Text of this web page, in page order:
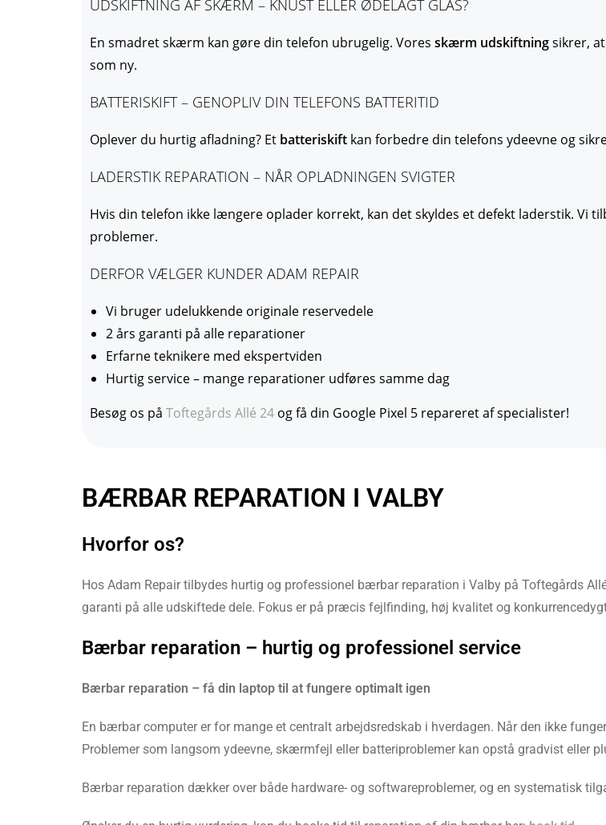
UDSKIFTNING AF SKÆRM – KNUST ELLER ØDELAGT GLAS?
En smadret skærm kan gøre din telefon ubrugelig. Vores skærm udskiftningsikrer,
som ny.
BATTERISKIFT – GENOPLIV DIN TELEFONS BATTERITID
Oplever du hurtig afladning? Et batteriskift kan forbedre din telefons ydeevne og
LADERSTIK REPARATION – NÅR OPLADNINGEN SVIGTER
Hvis din telefon ikke længere oplader korrekt, kan det skyldes et defekt laderstik. Vi
problemer.
DERFOR VÆLGER KUNDER ADAM REPAIR
Vi bruger udelukkende originale reservedele
2 års garanti på alle reparationer
Erfarne teknikere med ekspertviden
Hurtig service – mange reparationer udføres samme dag
Besøg os på Toftegårds Allé 24 og få din Google Pixel 5 repareret af specialister!
BÆRBAR REPARATION I VALBY
Hvorfor os?
Hos Adam Repair tilbydes hurtig og professionel bærbar reparation i Valby på Toftegårds
garanti på alle udskiftede dele. Fokus er på præcis fejlfinding, høj kvalitet og
Bærbar reparation – hurtig og professionel service
Bærbar reparation – få din laptop til at fungere optimalt igen
En bærbar computer er for mange et centralt arbejdsredskab i hverdagen. Når den ikke
Problemer som langsom ydeevne, skærmfejl eller batteriproblemer kan opstå gradvist eller
Bærbar reparation dækker over både hardware- og softwareproblemer, og en systematisk